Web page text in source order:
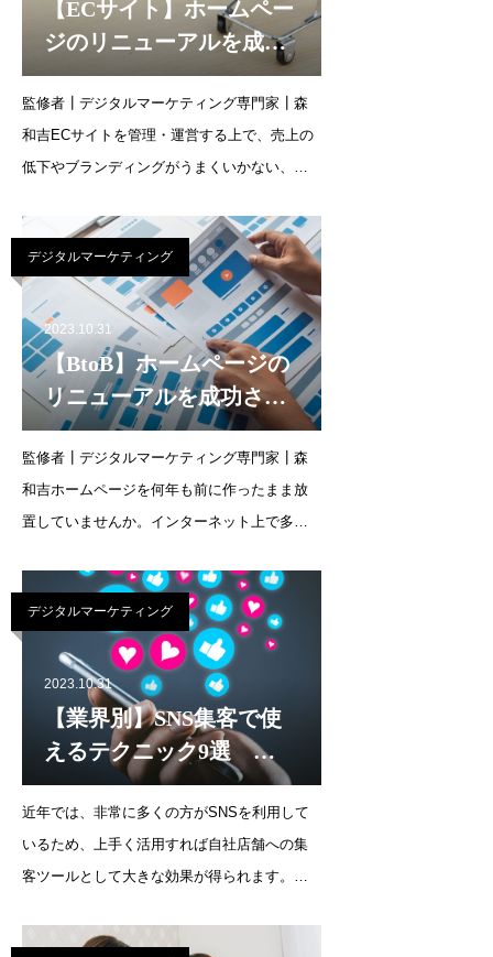
【ECサイト】ホームペー
ジのリニューアルを成功
させるために
監修者┃デジタルマーケティング専門家┃森
和吉ECサイトを管理・運営する上で、売上の
低下やブランディングがうまくいかない、シ
どの悩みは避けられません。これらはECサイ
トを適切にリニューアルすることで、解決で
きるでしょう。E
デジタルマーケティング
2023.10.31
【BtoB】ホームページの
リニューアルを成功させ
るために
監修者┃デジタルマーケティング専門家┃森
和吉ホームページを何年も前に作ったまま放
置していませんか。インターネット上で多く
かさないことはもったいないことです。BtoB
のホームページリニューアルでは、デザイン
を新しくするだけ
デジタルマーケティング
2023.10.31
【業界別】SNS集客で使
えるテクニック9選
X（元twitter）編
近年では、非常に多くの方がSNSを利用して
いるため、上手く活用すれば自社店舗への集
客ツールとして大きな効果が得られます。し
も集客が上手くいかず、どのようにすれば効